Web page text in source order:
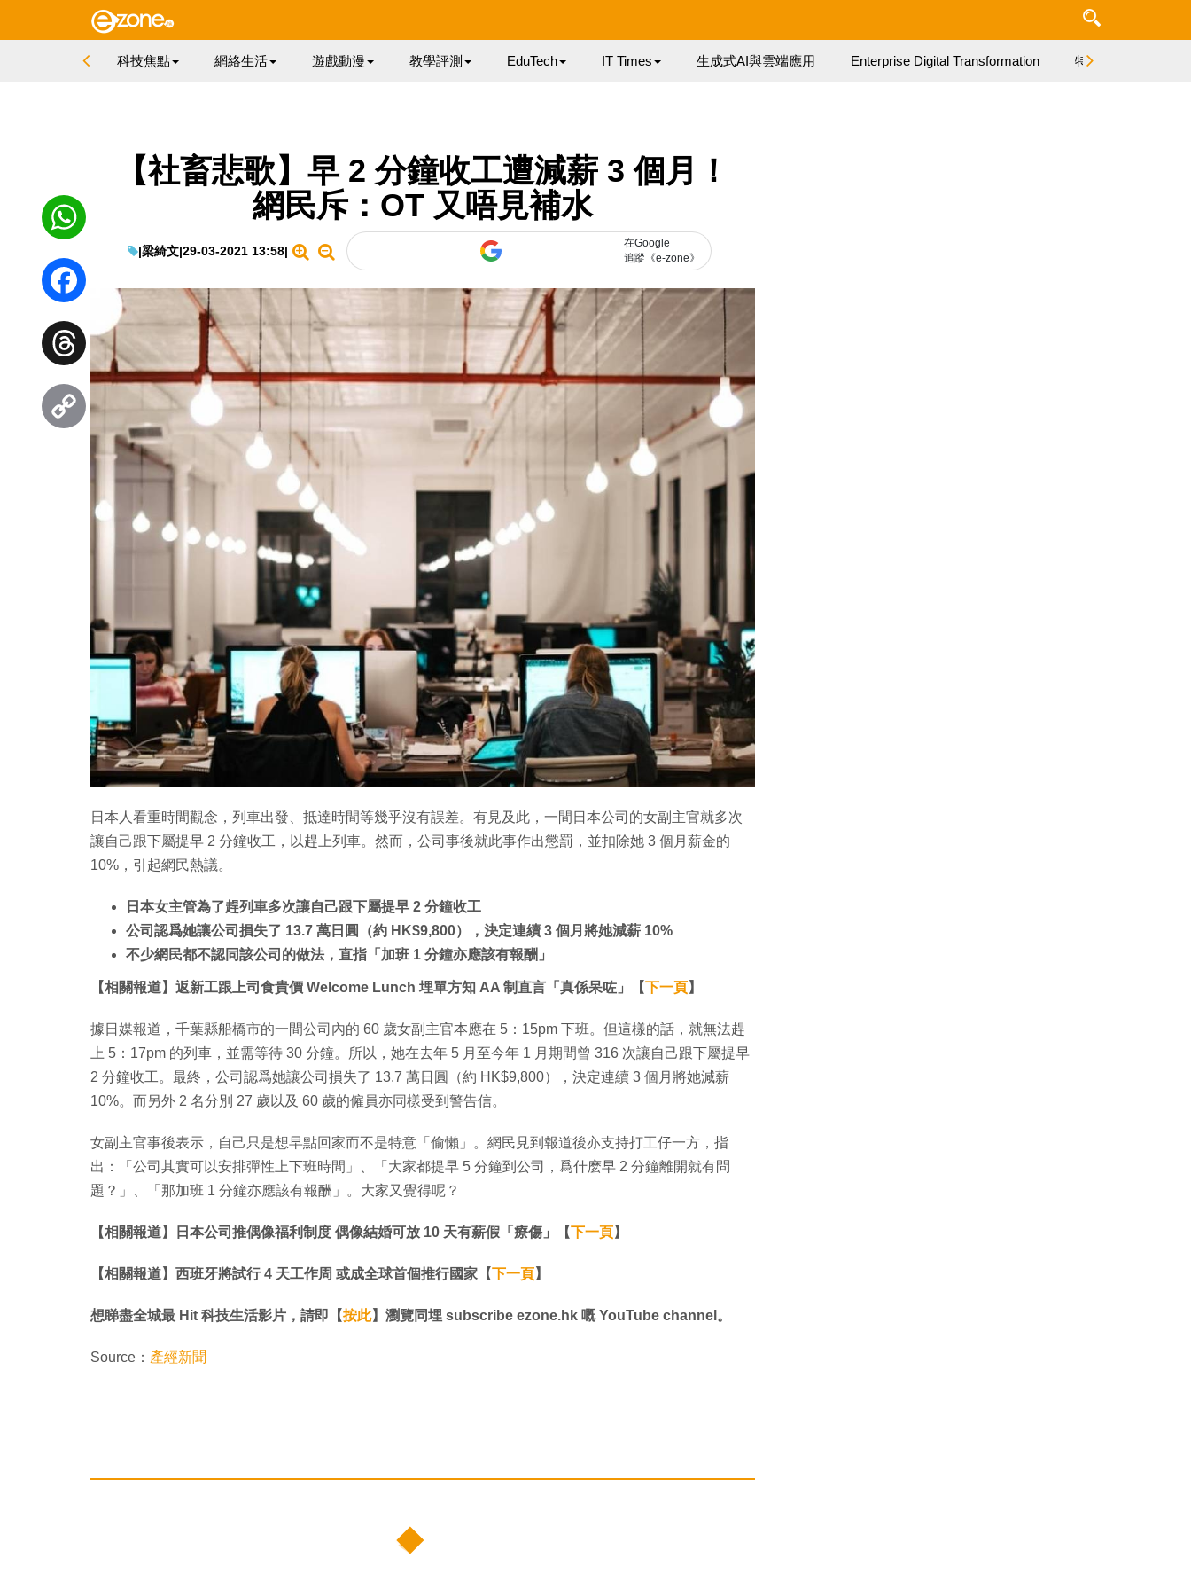
科技焦點 網絡生活 遊戲動漫 教學評測 EduTech IT Times 生成式AI與雲端應用 Enterprise Digital Transformation 特集
【社畜悲歌】早 2 分鐘收工遭減薪 3 個月！
網民斥：OT 又唔見補水
|梁綺文|29-03-2021 13:58|
在Google
追蹤《e-zone》
日本人看重時間觀念，列車出發、抵達時間等幾乎沒有誤差。有見及此，一間日本公司的女副主官就多次
讓自己跟下屬提早 2 分鐘收工，以趕上列車。然而，公司事後就此事作出懲罰，並扣除她 3 個月薪金的
10%，引起網民熱議。
日本女主管為了趕列車多次讓自己跟下屬提早 2 分鐘收工
公司認爲她讓公司損失了 13.7 萬日圓（約 HK$9,800），決定連續 3 個月將她減薪 10%
不少網民都不認同該公司的做法，直指「加班 1 分鐘亦應該有報酬」
【相關報道】返新工跟上司食貴價 Welcome Lunch 埋單方知 AA 制直言「真係呆咗」【下一頁】
據日媒報道，千葉縣船橋市的一間公司內的 60 歲女副主官本應在 5：15pm 下班。但這樣的話，就無法趕
上 5：17pm 的列車，並需等待 30 分鐘。所以，她在去年 5 月至今年 1 月期間曾 316 次讓自己跟下屬提早
2 分鐘收工。最終，公司認爲她讓公司損失了 13.7 萬日圓（約 HK$9,800），決定連續 3 個月將她減薪
10%。而另外 2 名分別 27 歲以及 60 歲的僱員亦同樣受到警告信。
女副主官事後表示，自己只是想早點回家而不是特意「偷懶」。網民見到報道後亦支持打工仔一方，指
出：「公司其實可以安排彈性上下班時間」、「大家都提早 5 分鐘到公司，爲什麽早 2 分鐘離開就有問
題？」、「那加班 1 分鐘亦應該有報酬」。大家又覺得呢？
【相關報道】日本公司推偶像福利制度 偶像結婚可放 10 天有薪假「療傷」【下一頁】​​​​​​​​​​​​​​
【相關報道】​​​​​​​西班牙將試行 4 天工作周 或成全球首個推行國家【下一頁】​​​​​​​
想睇盡全城最 Hit 科技生活影片，請即【按此】瀏覽同埋 subscribe ezone.hk 嘅 YouTube channel。
Source： 產經新聞
WhatsApp
Facebook
Threads
Copy
Link